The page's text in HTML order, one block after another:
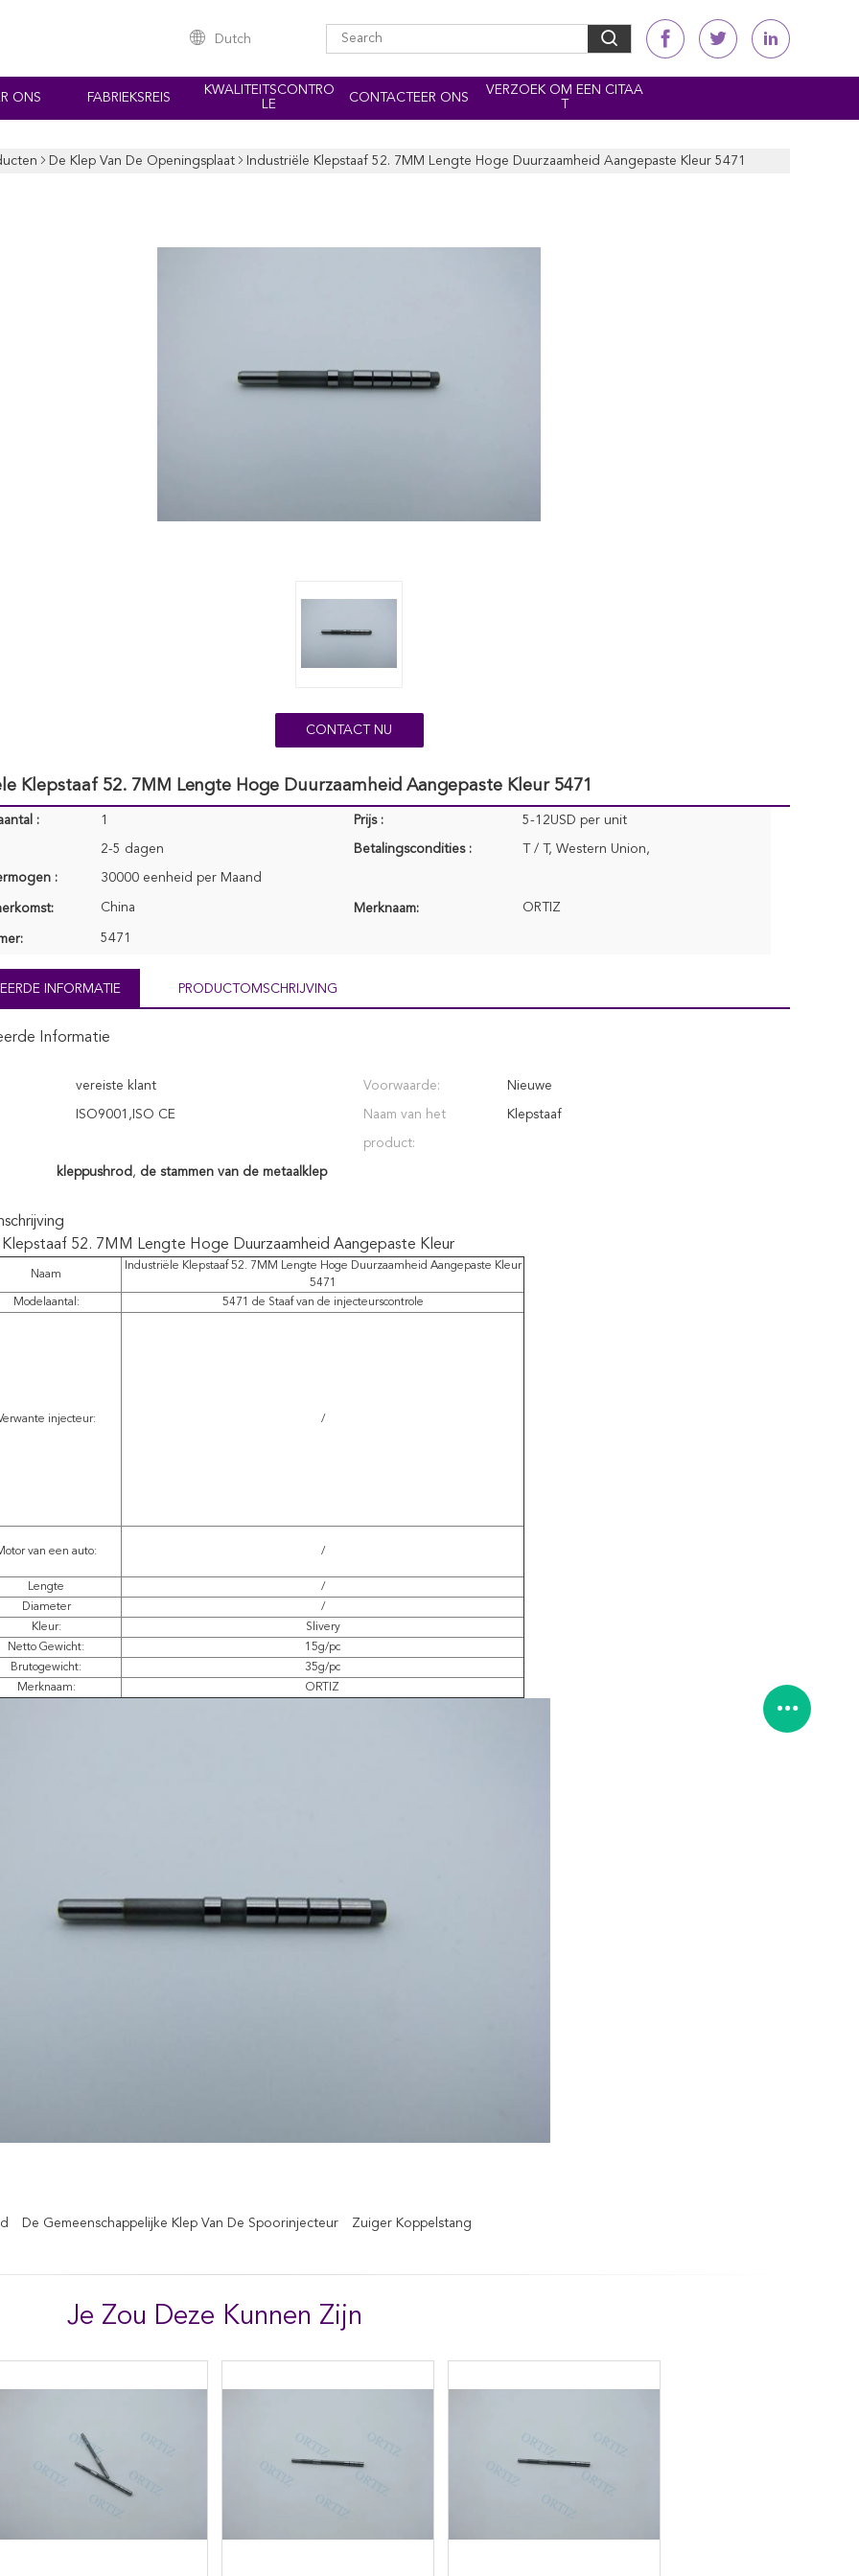
Dutch
ONS FABRIEKSREIS
KWALITEITSCONTRO
LE
CONTACTEER ONS
VERZOEK OM EEN CITAA
De Klep Van De Openingsplaat Industriële Klepstaaf 52. 7MM Lengte Hoge Duurzaamheid Aangepaste Kleur 5471
CONTACT NU
Klepstaaf 52. 7MM Lengte Hoge Duurzaamheid Aangepaste Kleur 5471
: 1 Prijs : 5-12USD per unit
2-5 dagen Betalingscondities : T / T, Western Union,
: 30000 eenheid per Maand
China Merknaam: ORTIZ
5471
INFORMATIE PRODUCTOMSCHRIJVING
Informatie
vereiste klant Voorwaarde: Nieuwe
ISO9001,ISO CE Naam van het
product:
Klepstaaf
kleppushrod , de stammen van de metaalklep
Klepstaaf 52. 7MM Lengte Hoge Duurzaamheid Aangepaste Kleur
Naam
Industriële Klepstaaf 52. 7MM Lengte Hoge Duurzaamheid Aangepaste Kleur
5471
Modelaantal: 5471 de Staaf van de injecteurscontrole
injecteur: /
van een auto: /
Lengte
/
Diameter
/
Kleur:
Slivery
Netto Gewicht:
15g/pc
Brutogewicht:
35g/pc
Merknaam: ORTIZ
De Gemeenschappelijke Klep Van De Spoorinjecteur Zuiger Koppelstang
Je Zou Deze Kunnen Zijn